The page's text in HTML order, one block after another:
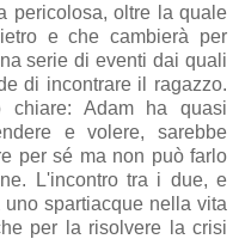
pericolosa, oltre la quale
e che cambierà per
serie di eventi dai quali
di incontrare il ragazzo.
chiare: Adam ha quasi
e volere, sarebbe
per sé ma non può farlo
L'incontro tra i due, e
spartiacque nella vita
per la risolvere la crisi